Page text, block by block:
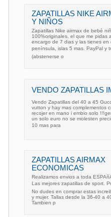
ZAPATILLAS NIKE
Y NIÑOS
Zapatillas Nike airmax de bebé
100%originales, el que me pidas
encargo de 7 dias y las tienes en
península, islas 5 mas. PayPal y
(abstenerse o
VENDO ZAPATILLAS
Vendo Zapatillas del 40 a 45
vutton y hay mas complementos
recojer en mano i embio solo
un solo euro no se molesten
10 mas para
ZAPATILLAS AIRMAX
ECONOMICAS
Realizamos envios a toda
Las mejores zapatillas de sport.
No dudes en comprar estas
y mujer. Tallas desde la 36-40 a
Tambien p